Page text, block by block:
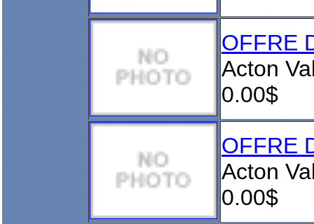
OFFRE
Acton
0.00$
OFFRE
Acton
0.00$